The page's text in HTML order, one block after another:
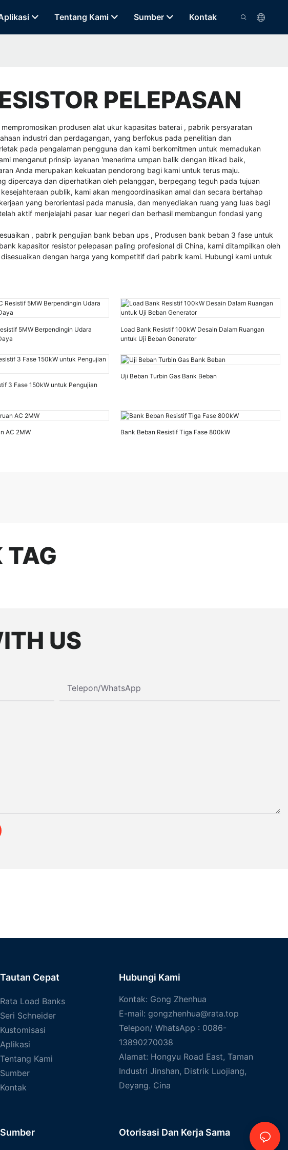
Tentang Kami Sumber Kontak
PELEPASAN
produsen alat ukur kapasitas baterai , pabrik persyaratan
industri dan perdagangan, yang berfokus pada penelitian dan
pada pengalaman pengguna dan kami berkomitmen untuk memadukan
menganut prinsip layanan 'menerima umpan balik dengan itikad baik,
Anda merupakan kekuatan pendorong bagi kami untuk terus maju.
dipercaya dan diperhatikan oleh pelanggan, berpegang teguh pada tujuan
publik, kami akan mengoordinasikan amal dan secara bertahap
yang berorientasi pada manusia, dan menyediakan ruang yang luas bagi
aktif menjelajahi pasar luar negeri dan berhasil membangun fondasi yang
, pabrik pengujian bank beban ups , Produsen bank beban 3 fase untuk
kapasitor resistor pelepasan paling profesional di China, kami ditampilkan oleh
dengan harga yang kompetitif dari pabrik kami. Hubungi kami untuk
5MW Berpendingin Udara
Load Bank Resistif 100kW Desain Dalam Ruangan
untuk Uji Beban Generator
3 Fase 150kW untuk Pengujian
Uji Beban Turbin Gas Bank Beban
AC 2MW Bank Beban Resistif Tiga Fase 800kW
TAG
US
Telepon/WhatsApp
Tautan Cepat
Rata Load Banks
Seri Schneider
Kustomisasi
Aplikasi
Tentang Kami
Sumber
Kontak
Hubungi Kami
Kontak: Gong Zhenhua
E-mail: gongzhenhua@rata.top
Telepon/ WhatsApp : 0086-
13890270038
Alamat: Hongyu Road East, Taman
Industri Jinshan, Distrik Luojiang,
Deyang. Cina
Sumber Otorisasi Dan Kerja Sama